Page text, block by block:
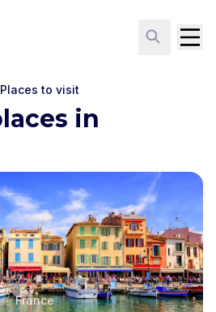
Places to visit
in
France